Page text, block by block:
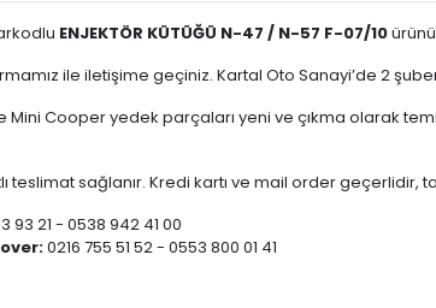
ENJEKTÖR KÜTÜĞÜ N-47 / N-57 F-07/10
ile iletişime geçiniz. Kartal Oto Sanayi’de 2
Mini Cooper yedek parçaları yeni ve çıkma olarak
teslimat sağlanır. Kredi kartı ve mail order geçerlidir,
93 21 - 0538 942 41 00
0216 755 51 52 - 0553 800 01 41